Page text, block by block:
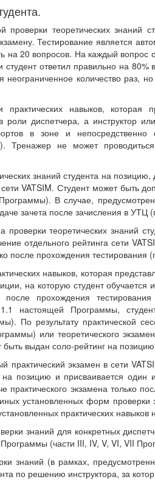
теоретических знаний
Тестирование является
на 20 вопросов. На каждый вопрос
ответил правильно на 80%
неограниченное количество раз,
навыков, которая
в роли диспетчера, а инструктор
в зоне и непосредственно
не может
знаний студента на
VATSIM. Студент может быть
В случае,
зачета после зачисления в
теоретических знаний
отдельного рейтинга сети
после прохождения
навыков, которая
на которую студент
после прохождения
настоящей Программы,
По результату практической
или теоретического
выдан соло-рейтинг на
практический экзамен в сети
на позицию и присваивается один
экзамена только
установленных форм проверки
практических навыков
знаний для конкретных
(части III, IV, V, VI, VII
знаний (в рамках,
по решению инструктора, за